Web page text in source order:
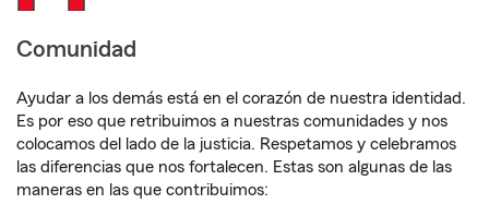
Comunidad
Ayudar a los demás está en el corazón de nuestra identidad.
Es por eso que retribuimos a nuestras comunidades y nos
colocamos del lado de la justicia. Respetamos y celebramos
las diferencias que nos fortalecen. Estas son algunas de las
maneras en las que contribuimos: